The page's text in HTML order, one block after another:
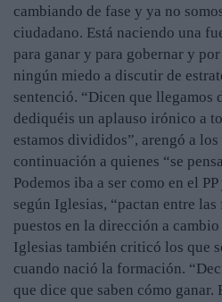
cambiando de fase y ya no
ciudadano. Está naciendo una
para ganar y para gobernar y
ningún miedo a discutir de
sentenció. “Dicen que llegamos
dediquéis un aplauso irónico a
estamos divididos”, arengó a
continuación a quienes “se
Podemos iba a ser como en el
según Iglesias, “pactan entre
puestos en la dirección a cambio
Iglesias también criticó los que
cuando nació la formación.
que dice que saben cómo ganar.